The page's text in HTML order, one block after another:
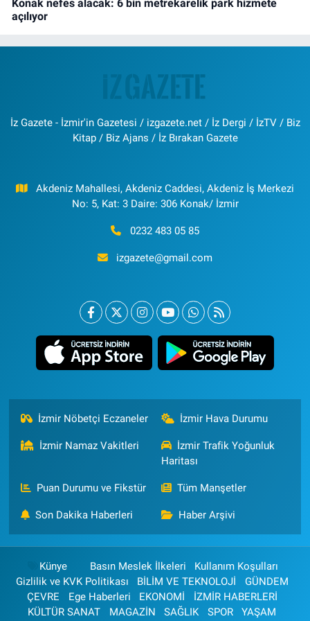
Konak nefes alacak: 6 bin metrekarelik park hizmete
açılıyor
İz Gazete - İzmir'in Gazetesi / izgazete.net / İz Dergi / İzTV / Biz
Kitap / Biz Ajans / İz Bırakan Gazete
Akdeniz Mahallesi, Akdeniz Caddesi, Akdeniz İş Merkezi
No: 5, Kat: 3 Daire: 306 Konak/ İzmir
0232 483 05 85
izgazete@gmail.com
İzmir Nöbetçi Eczaneler İzmir Hava Durumu
İzmir Namaz Vakitleri
İzmir Trafik Yoğunluk
Haritası
Puan Durumu ve Fikstür Tüm Manşetler
Son Dakika Haberleri Haber Arşivi
Künye Basın Meslek İlkeleri
Kullanım Koşulları
Gizlilik ve KVK Politikası
BİLİM VE TEKNOLOJİ
GÜNDEM
ÇEVRE
Ege Haberleri EKONOMİ
İZMİR HABERLERİ
KÜLTÜR SANAT
MAGAZİN SAĞLIK SPOR YAŞAM